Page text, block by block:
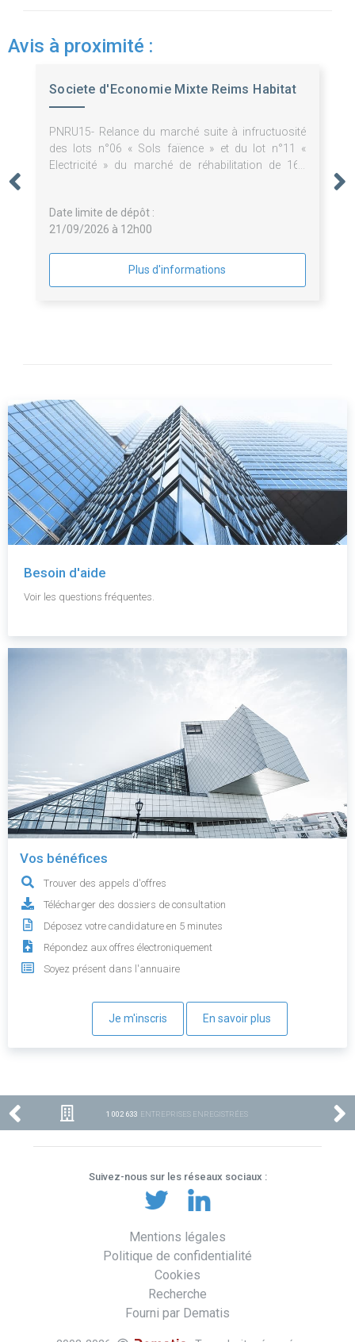
Avis à proximité :
Societe d'Economie Mixte Reims Habitat
PNRU15- Relance du marché suite à infructuosité
des lots n°06 « Sols faïence » et du lot n°11 «
Electricité » du marché de réhabilitation de 167
Date limite de dépôt :
21/09/2026 à 12h00
Plus d'informations
Besoin d'aide
Voir les questions fréquentes.
Vos bénéfices
Trouver des appels d'offres
Télécharger des dossiers de consultation
Déposez votre candidature en 5 minutes
Répondez aux offres électroniquement
Soyez présent dans l'annuaire
Je m'inscris En savoir plus
1 002 633 ENTREPRISES ENREGISTRÉES
Suivez-nous sur les réseaux sociaux :
Mentions légales
Politique de confidentialité
Cookies
Recherche
Fourni par Dematis